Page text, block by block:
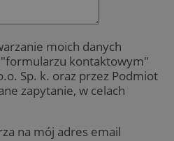
moich danych
kontaktowym"
Sp. k. oraz przez Podmiot
zapytanie, w celach
na mój adres email